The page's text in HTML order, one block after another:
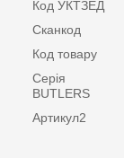
Код УКТЗЕД
Сканкод
Код товару
Серія
BUTLERS
Артикул2